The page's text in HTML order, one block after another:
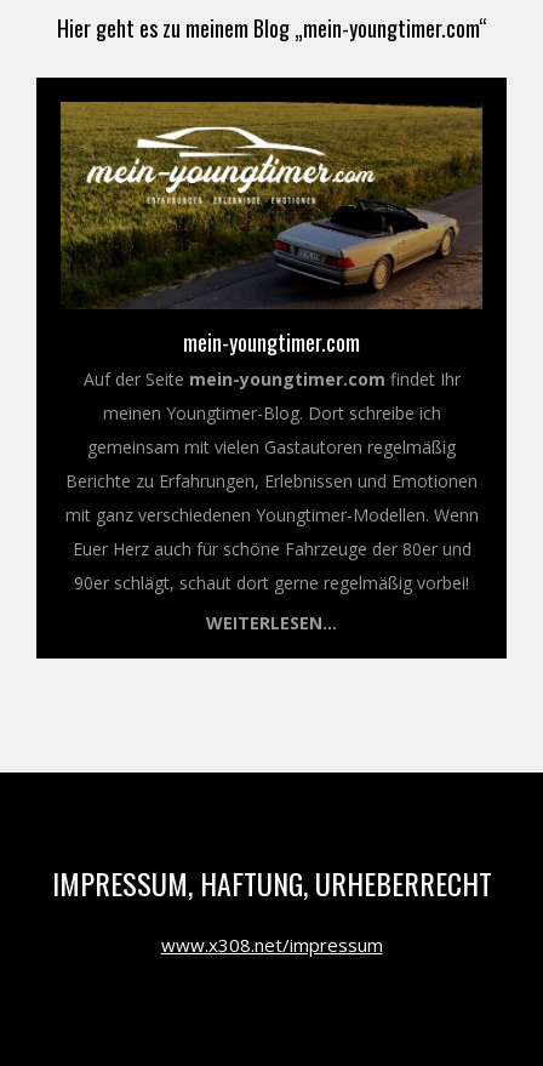
Hier geht es zu meinem Blog „mein-youngtimer.com“
mein-youngtimer.com
Auf der Seite mein-youngtimer.com findet Ihr
meinen Youngtimer-Blog. Dort schreibe ich
gemeinsam mit vielen Gastautoren regelmäßig
Berichte zu Erfahrungen, Erlebnissen und Emotionen
mit ganz verschiedenen Youngtimer-Modellen. Wenn
Euer Herz auch für schöne Fahrzeuge der 80er und
90er schlägt, schaut dort gerne regelmäßig vorbei!
WEITERLESEN...
IMPRESSUM, HAFTUNG, URHEBERRECHT
www.x308.net/impressum